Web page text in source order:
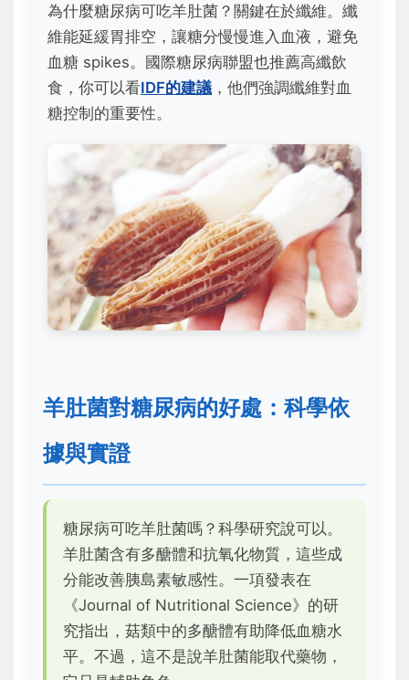
為什麼糖尿病可吃羊肚菌？關鍵在於纖維。纖
維能延緩胃排空，讓糖分慢慢進入血液，避免
血糖 spikes。國際糖尿病聯盟也推薦高纖飲
食，你可以看IDF的建議 ，他們強調纖維對血
糖控制的重要性。
羊肚菌對糖尿病的好處：科學依
據與實證
糖尿病可吃羊肚菌嗎？科學研究說可以。
羊肚菌含有多醣體和抗氧化物質，這些成
分能改善胰島素敏感性。一項發表在
《Journal of Nutritional Science》的研
究指出，菇類中的多醣體有助降低血糖水
平。不過，這不是說羊肚菌能取代藥物，